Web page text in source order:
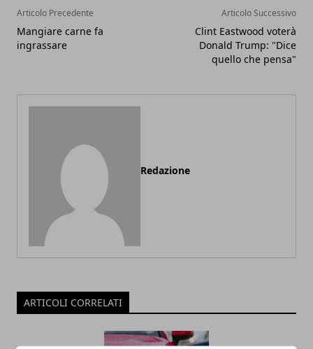
Articolo Precedente
Mangiare carne fa
ingrassare
Articolo Successivo
Clint Eastwood voterà
Donald Trump: "Dice
quello che pensa"
Redazione
ARTICOLI CORRELATI